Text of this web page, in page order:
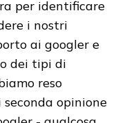
per identificare
i nostri
ai googler e
dei tipi di
reso
opinione